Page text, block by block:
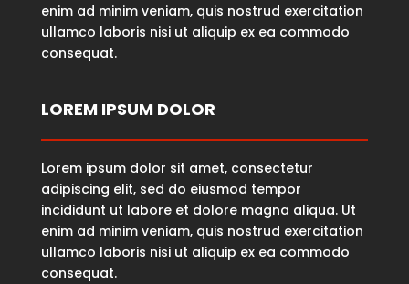
enim ad minim veniam, quis nostrud exercitation
ullamco laboris nisi ut aliquip ex ea commodo
consequat.
LOREM IPSUM DOLOR
Lorem ipsum dolor sit amet, consectetur
adipiscing elit, sed do eiusmod tempor
incididunt ut labore et dolore magna aliqua. Ut
enim ad minim veniam, quis nostrud exercitation
ullamco laboris nisi ut aliquip ex ea commodo
consequat.